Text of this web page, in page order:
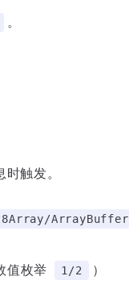
。
触发。
ArrayBuffer
值枚举 1/2 ）